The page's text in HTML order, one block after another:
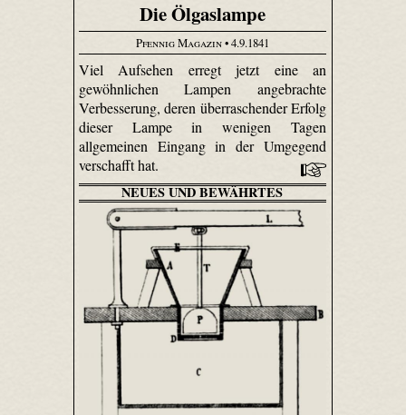
Die Ölgaslampe
Pfennig Magazin• 4.9.1841
Viel Aufsehen erregt jetzt eine an
gewöhnlichen Lampen angebrachte
Verbesserung, deren überraschender Erfolg
dieser Lampe in wenigen Tagen
allgemeinen Eingang in der Umgegend
verschafft hat.
NEUES UND BEWÄHRTES